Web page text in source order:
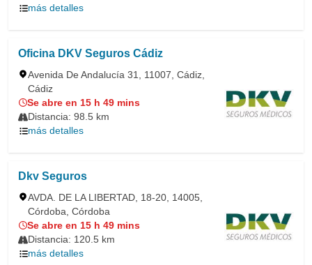
más detalles
Oficina DKV Seguros Cádiz
Avenida De Andalucía 31, 11007, Cádiz,
Cádiz
Se abre en 15 h 49 mins
Distancia: 98.5 km
más detalles
Dkv Seguros
AVDA. DE LA LIBERTAD, 18-20, 14005,
Córdoba, Córdoba
Se abre en 15 h 49 mins
Distancia: 120.5 km
más detalles